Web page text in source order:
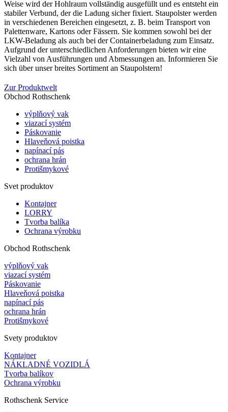
vybrať
na
stránke
produktu.
Weise wird der Hohlraum vollständig ausgefüllt und es entsteht ein
stabiler Verbund, der die Ladung sicher fixiert. Staupolster werden
in verschiedenen Bereichen eingesetzt, z. B. beim Transport von
Palettenware, Kartons oder Fässern. Sie kommen sowohl bei der
LKW-Beladung als auch bei der Containerbeladung zum Einsatz.
Aufgrund der unterschiedlichen Anforderungen bieten wir eine
Vielzahl von Ausführungen und Abmessungen an. Informieren Sie
sich über unser breites Sortiment an Staupolstern!
Zur Produktwelt
Obchod Rothschenk
výplňový vak
viazací systém
Páskovanie
Hlaveňová poistka
napínací pás
ochrana hrán
Protišmykové
Svet produktov
Kontajner
LORRY
Tvorba balíka
Ochrana výrobku
Obchod Rothschenk
výplňový vak
viazací systém
Páskovanie
Hlaveňová poistka
napínací pás
ochrana hrán
Protišmykové
Svety produktov
Kontajner
NÁKLADNÉ VOZIDLÁ
Tvorba balíkov
Ochrana výrobku
Rothschenk Service